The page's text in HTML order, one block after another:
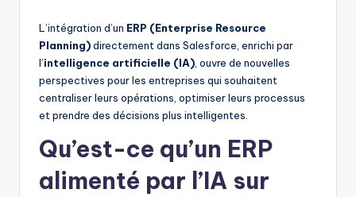
L’intégration d’un ERP (Enterprise Resource
Planning)directement dans Salesforce, enrichi par
l’intelligence artificielle (IA) , ouvre de nouvelles
perspectives pour les entreprises qui souhaitent
centraliser leurs opérations, optimiser leurs processus
et prendre des décisions plus intelligentes.
Qu’est-ce qu’un ERP
alimenté par l’IA sur